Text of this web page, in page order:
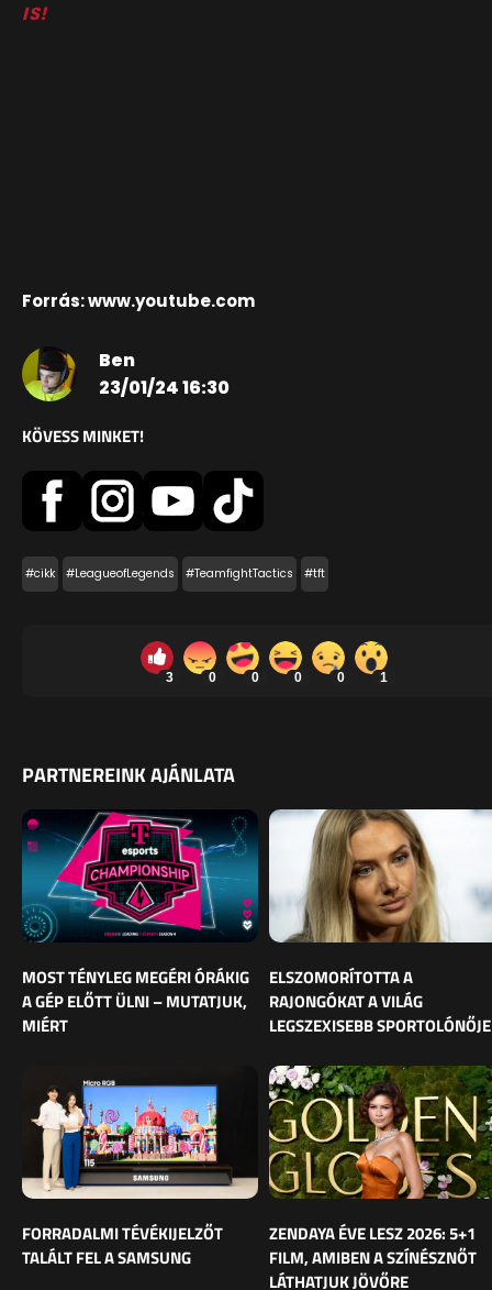
IS!
Forrás: www.youtube.com
Ben
23/01/24 16:30
KÖVESS MINKET!
#cikk #LeagueofLegends #TeamfightTactics #tft
3 0 0 0 0 1
PARTNEREINK AJÁNLATA
MOST TÉNYLEG MEGÉRI ÓRÁKIG
A GÉP ELŐTT ÜLNI – MUTATJUK,
MIÉRT
ELSZOMORÍTOTTA A
RAJONGÓKAT A VILÁG
LEGSZEXISEBB SPORTOLÓNŐJE
FORRADALMI TÉVÉKIJELZŐT
TALÁLT FEL A SAMSUNG
ZENDAYA ÉVE LESZ 2026: 5+1
FILM, AMIBEN A SZÍNÉSZNŐT
LÁTHATJUK JÖVŐRE